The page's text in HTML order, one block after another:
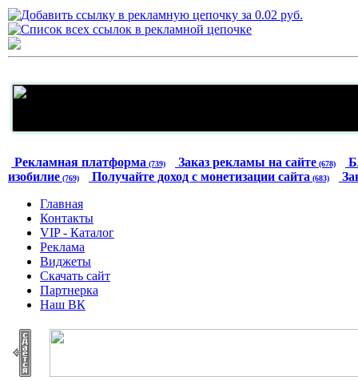
Рекламная платформа (739) Заказ рекламы на сайте (678)
изобилие (769) Получайте доход с монетизации сайта (683)
Главная
Контакты
VIP - Каталог
Реклама
Виджеты
Скачать сайт
Партнерка
Наш ВК